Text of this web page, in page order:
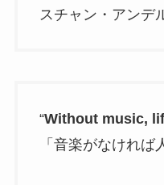
スチャン・アンデ
“Without music,
「音楽がなければ